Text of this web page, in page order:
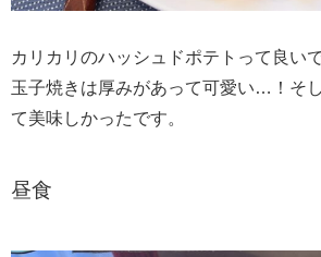
カリカリのハッシュドポテトって良い
玉子焼きは厚みがあって可愛い…！そ
て美味しかったです。
昼食